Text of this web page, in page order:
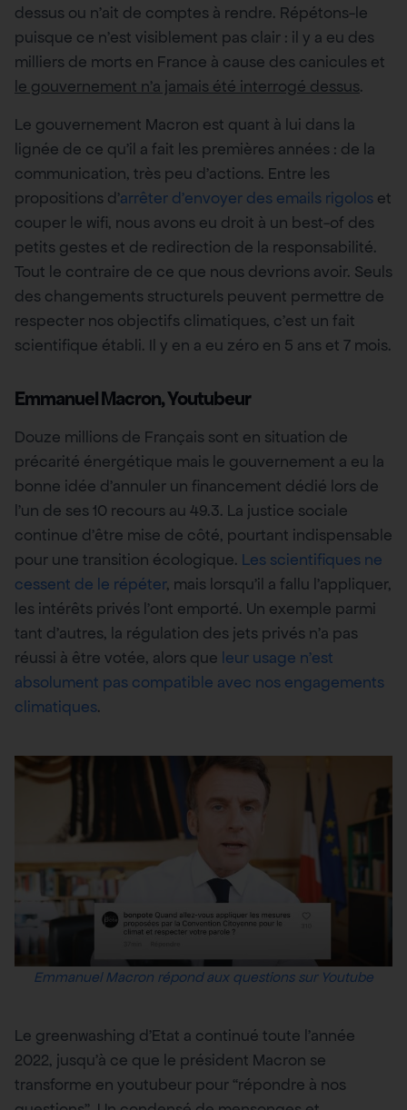
dessus ou n’ait de comptes à rendre. Répétons-le
puisque ce n’est visiblement pas clair : il y a eu des
milliers de morts en France à cause des canicules et
le gouvernement n’a jamais été interrogé dessus.
Le gouvernement Macron est quant à lui dans la
lignée de ce qu’il a fait les premières années : de la
communication, très peu d’actions. Entre les
propositions d’arrêter d’envoyer des emails rigolos et
couper le wifi, nous avons eu droit à un best-of des
petits gestes et de redirection de la responsabilité.
Tout le contraire de ce que nous devrions avoir. Seuls
des changements structurels peuvent permettre de
respecter nos objectifs climatiques, c’est un fait
scientifique établi. Il y en a eu zéro en 5 ans et 7 mois.
Emmanuel Macron, Youtubeur
Douze millions de Français sont en situation de
précarité énergétique mais le gouvernement a eu la
bonne idée d’annuler un financement dédié lors de
l’un de ses 10 recours au 49.3. La justice sociale
continue d’être mise de côté, pourtant indispensable
pour une transition écologique. Les scientifiques ne
cessent de le répéter, mais lorsqu’il a fallu l’appliquer,
les intérêts privés l’ont emporté. Un exemple parmi
tant d’autres, la régulation des jets privés n’a pas
réussi à être votée, alors que leur usage n’est
absolument pas compatible avec nos engagements
climatiques.
Emmanuel Macron répond aux questions sur Youtube
Le greenwashing d’Etat a continué toute l’année
2022, jusqu’à ce que le président Macron se
transforme en youtubeur pour “répondre à nos